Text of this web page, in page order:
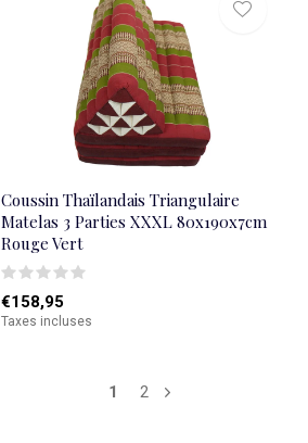
Coussin Thaïlandais Triangulaire
Matelas 3 Parties XXXL 80x190x7cm
Rouge Vert
€158,95
Taxes incluses
1 2